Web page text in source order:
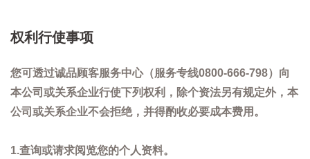
权利行使事项
您可透过诚品顾客服务中心（服务专线0800-666-798）向
本公司或关系企业行使下列权利，除个资法另有规定外，本
公司或关系企业不会拒绝，并得酌收必要成本费用。
1.查询或请求阅览您的个人资料。